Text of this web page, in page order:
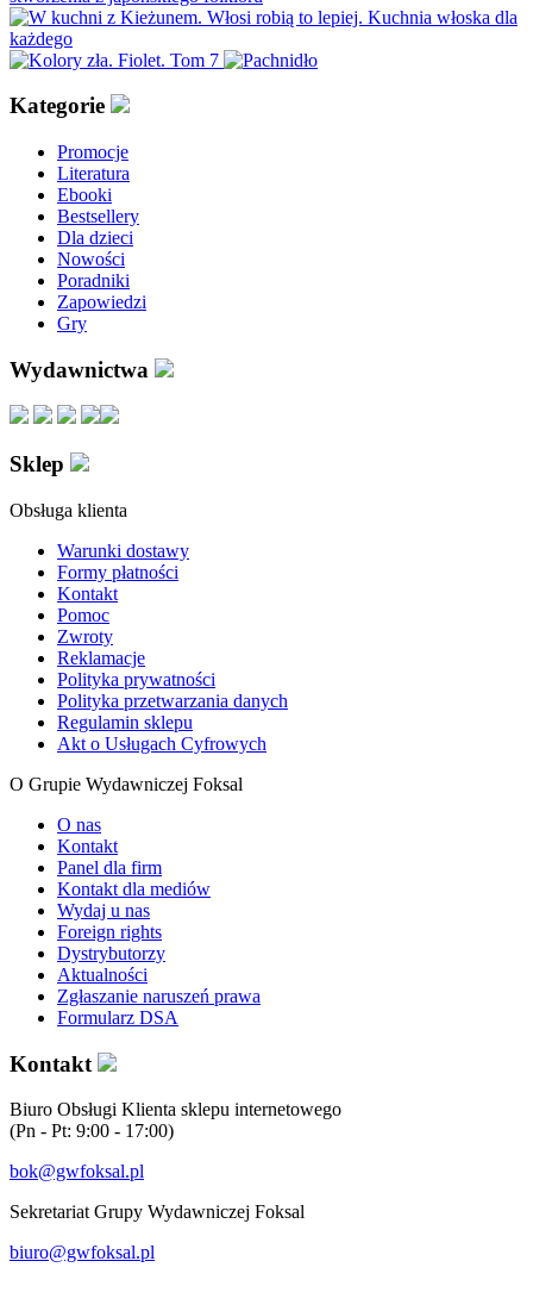
Kategorie
Promocje
Literatura
Ebooki
Bestsellery
Dla dzieci
Nowości
Poradniki
Zapowiedzi
Gry
Wydawnictwa
Sklep
Obsługa klienta
Warunki dostawy
Formy płatności
Kontakt
Pomoc
Zwroty
Reklamacje
Polityka prywatności
Polityka przetwarzania danych
Regulamin sklepu
Akt o Usługach Cyfrowych
O Grupie Wydawniczej Foksal
O nas
Kontakt
Panel dla firm
Kontakt dla mediów
Wydaj u nas
Foreign rights
Dystrybutorzy
Aktualności
Zgłaszanie naruszeń prawa
Formularz DSA
Kontakt
Biuro Obsługi Klienta sklepu internetowego
(Pn - Pt: 9:00 - 17:00)
bok@gwfoksal.pl
Sekretariat Grupy Wydawniczej Foksal
biuro@gwfoksal.pl